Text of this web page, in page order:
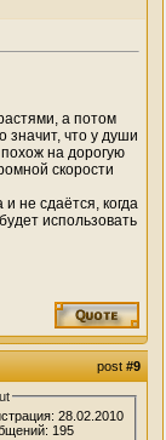
а потом
значит, что у души
похож на дорогую
скорости
не сдаётся, когда
ис­пользовать
post#9
28.02.2010
195